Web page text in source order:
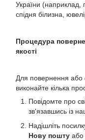
України
спідня білизна,
Процедура
якості
Для повернення або
виконайте кілька
Повідомте про
зв'язавшись із
Надішліть
Нову пошту або